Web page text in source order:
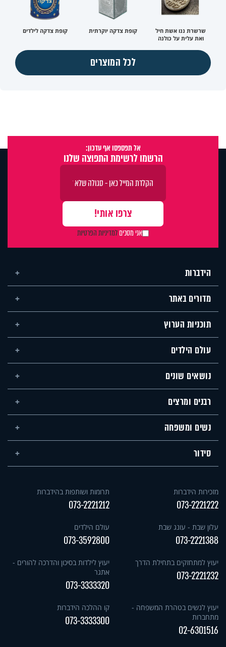
שרשרת ננו אשת חיל
ואת עלית על כולנה
קופת צדקה יוקרתית קופת צדקה לילדים
לכל המוצרים
אל תפספסו אף עדכון:
הרשמו לרשימת התפוצה שלנו
אני מסכיםלמדיניות הפרטיות
הידברות
מדורים באתר
תוכניות הערוץ
עולם הילדים
נושאים שונים
רבנים ומרצים
נשים ומשפחה
סידור
מזכירות הידברות
073-2221222
תרומות ושותפות בהידברות
073-2221212
עלון שבת - עונג שבת
073-2221388
עולם הילדים
073-3592800
יעוץ למתחזקים בתחילת הדרך
073-2221232
יעוץ לילדות בסיכון והדרכה להורים -
אתגר
073-3333320
יעוץ לנשים בטהרת המשפחה -
מתחברות
02-6301516
קו ההלכה הידברות
073-3333300